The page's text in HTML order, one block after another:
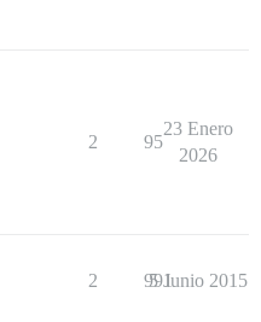
2 95
23 Enero
2026
2 991
5 Junio 2015